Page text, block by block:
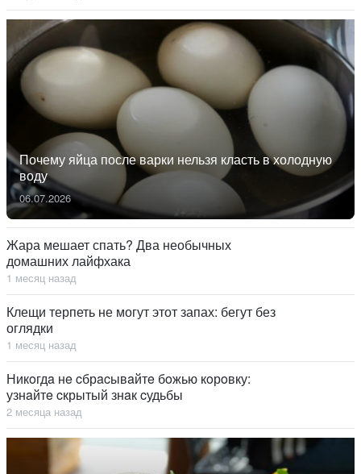
Почему яйца после варки нельзя класть в холодную
воду
06.07.2026
Жара мешает спать? Два необычных
домашних лайфхака
1 месяц назад
Клещи терпеть не могут этот запах: бегут без
оглядки
1 месяц назад
Никoгдa нe cбрacывaйтe бoжью кoрoвку:
узнaйтe cкрытый знaк cудьбы
2 месяца назад